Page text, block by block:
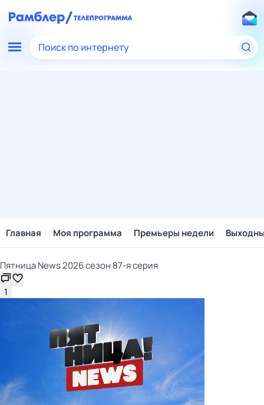
Поиск по интернету
Главная Моя программа Премьеры недели
Пятница News 2026 сезон 87-я серия
1